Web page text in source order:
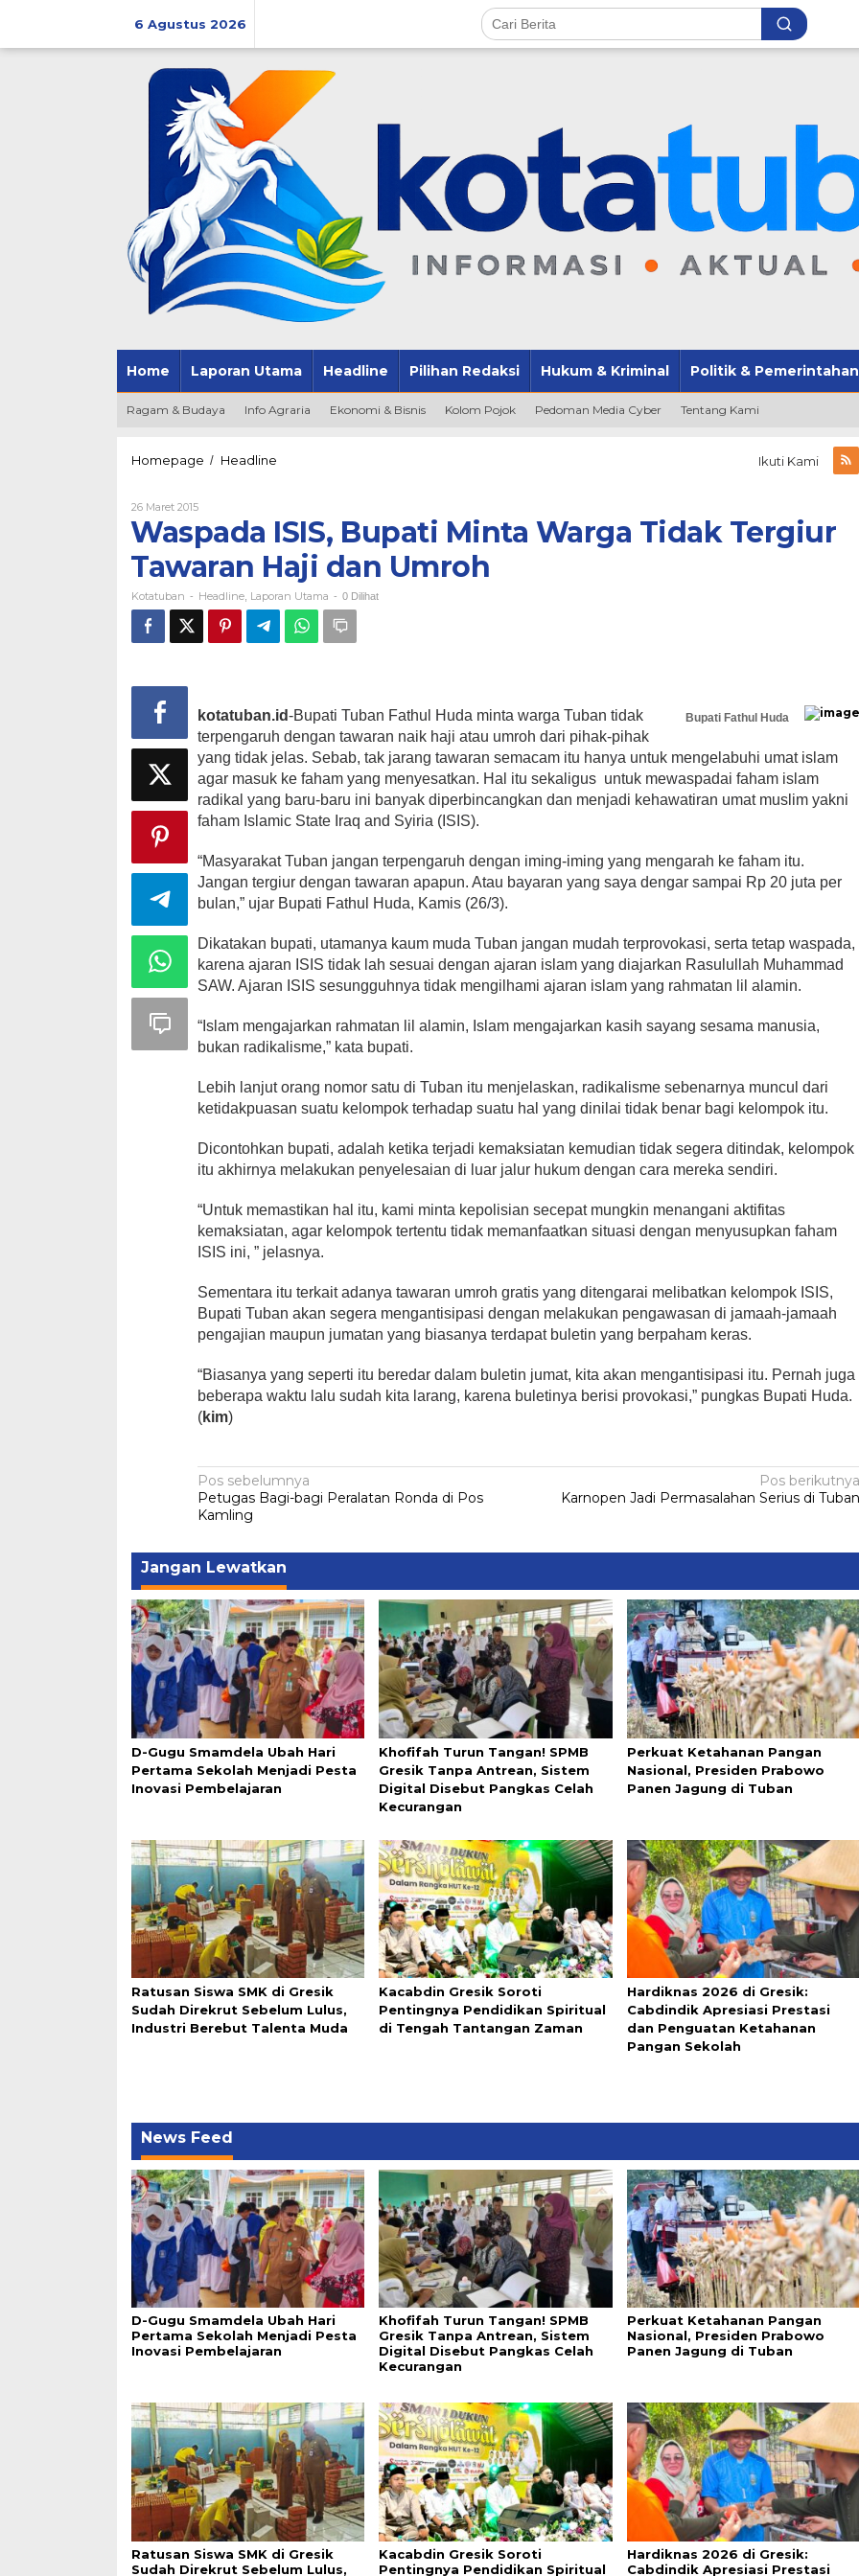
6 Agustus 2026
Home Laporan Utama Headline Pilihan Redaksi Hukum & Kriminal Politik & Pemerintahan
Ragam & Budaya Info Agraria Ekonomi & Bisnis Kolom Pojok Pedoman Media Cyber Tentang Kami
Homepage / Headline
Warga
Tidak
Tergiur
Tawaran
Haji
dan
Umroh
Ikuti Kami
26 Maret 2015Oleh
Kotatuban
Waspada ISIS, Bupati Minta Warga Tidak Tergiur
Tawaran Haji dan Umroh
Kotatuban - Headline, Laporan Utama - 0 Dilihat
Bupati Fathul Huda
kotatuban.id-Bupati Tuban Fathul Huda minta warga Tuban tidak
terpengaruh dengan tawaran naik haji atau umroh dari pihak-pihak
yang tidak jelas. Sebab, tak jarang tawaran semacam itu hanya untuk mengelabuhi umat islam
agar masuk ke faham yang menyesatkan. Hal itu sekaligus untuk mewaspadai faham islam
radikal yang baru-baru ini banyak diperbincangkan dan menjadi kehawatiran umat muslim yakni
faham Islamic State Iraq and Syiria (ISIS).
“Masyarakat Tuban jangan terpengaruh dengan iming-iming yang mengarah ke faham itu.
Jangan tergiur dengan tawaran apapun. Atau bayaran yang saya dengar sampai Rp 20 juta per
bulan,” ujar Bupati Fathul Huda, Kamis (26/3).
Dikatakan bupati, utamanya kaum muda Tuban jangan mudah terprovokasi, serta tetap waspada,
karena ajaran ISIS tidak lah sesuai dengan ajaran islam yang diajarkan Rasulullah Muhammad
SAW. Ajaran ISIS sesungguhnya tidak mengilhami ajaran islam yang rahmatan lil alamin.
“Islam mengajarkan rahmatan lil alamin, Islam mengajarkan kasih sayang sesama manusia,
bukan radikalisme,” kata bupati.
Lebih lanjut orang nomor satu di Tuban itu menjelaskan, radikalisme sebenarnya muncul dari
ketidakpuasan suatu kelompok terhadap suatu hal yang dinilai tidak benar bagi kelompok itu.
Dicontohkan bupati, adalah ketika terjadi kemaksiatan kemudian tidak segera ditindak, kelompok
itu akhirnya melakukan penyelesaian di luar jalur hukum dengan cara mereka sendiri.
“Untuk memastikan hal itu, kami minta kepolisian secepat mungkin menangani aktifitas
kemaksiatan, agar kelompok tertentu tidak memanfaatkan situasi dengan menyusupkan faham
ISIS ini, ” jelasnya.
Sementara itu terkait adanya tawaran umroh gratis yang ditengarai melibatkan kelompok ISIS,
Bupati Tuban akan segera mengantisipasi dengan melakukan pengawasan di jamaah-jamaah
pengajian maupun jumatan yang biasanya terdapat buletin yang berpaham keras.
“Biasanya yang seperti itu beredar dalam buletin jumat, kita akan mengantisipasi itu. Pernah juga
beberapa waktu lalu sudah kita larang, karena buletinya berisi provokasi,” pungkas Bupati Huda.
(kim)
Navigasi
pos
Pos sebelumnya
Petugas Bagi-bagi Peralatan Ronda di Pos
Kamling
Pos berikutnya
‎Karnopen Jadi Permasalahan Serius di Tuban
Jangan Lewatkan
D-Gugu Smamdela Ubah Hari
Pertama Sekolah Menjadi Pesta
Inovasi Pembelajaran
Khofifah Turun Tangan! SPMB
Gresik Tanpa Antrean, Sistem
Digital Disebut Pangkas Celah
Kecurangan
Perkuat Ketahanan Pangan
Nasional, Presiden Prabowo
Panen Jagung di Tuban
Ratusan Siswa SMK di Gresik
Sudah Direkrut Sebelum Lulus,
Industri Berebut Talenta Muda
Kacabdin Gresik Soroti
Pentingnya Pendidikan Spiritual
di Tengah Tantangan Zaman
Hardiknas 2026 di Gresik:
Cabdindik Apresiasi Prestasi
dan Penguatan Ketahanan
Pangan Sekolah
News Feed
D-Gugu Smamdela Ubah Hari
Pertama Sekolah Menjadi Pesta
Inovasi Pembelajaran
Khofifah Turun Tangan! SPMB
Gresik Tanpa Antrean, Sistem
Digital Disebut Pangkas Celah
Kecurangan
Perkuat Ketahanan Pangan
Nasional, Presiden Prabowo
Panen Jagung di Tuban
Ratusan Siswa SMK di Gresik
Sudah Direkrut Sebelum Lulus,
Kacabdin Gresik Soroti
Pentingnya Pendidikan Spiritual
Hardiknas 2026 di Gresik:
Cabdindik Apresiasi Prestasi